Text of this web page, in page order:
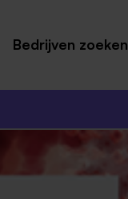
Bedrijven zoeken